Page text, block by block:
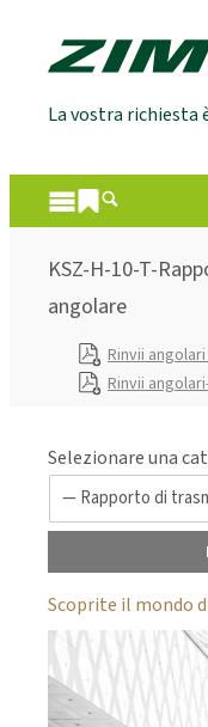
La vostra richiesta
KSZ-H-10-T-
angolare
Rinvii angolari
Rinvii
Selezionare una
Scoprite il mondo